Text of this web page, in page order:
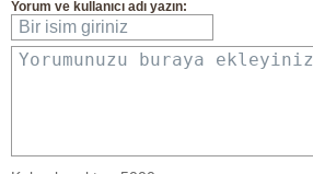
Yorum ve kullanıcı adı yazın:
Bir isim giriniz
Yorumunuzu buraya ekleyiniz